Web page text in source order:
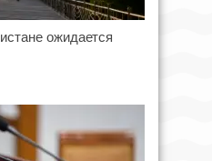
ожидается